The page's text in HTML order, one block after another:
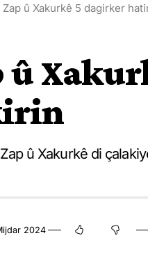
Zap û Xakurkê 5 dagirker
û
û Xakurkê di
2024